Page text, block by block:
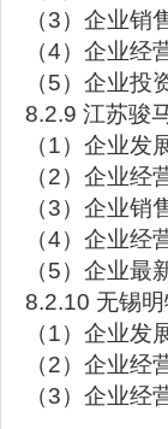
（3）企业销
（4）企业经
（5）企业投
8.2.9 江苏骏
（1）企业发
（2）企业经
（3）企业销
（4）企业经
（5）企业最
8.2.10 无锡
（1）企业发
（2）企业经
（3）企业经